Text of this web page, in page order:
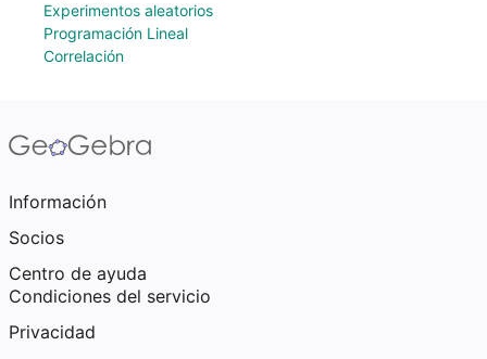
Experimentos aleatorios
Programación Lineal
Correlación
Información
Socios
Centro de ayuda
Condiciones del servicio
Privacidad